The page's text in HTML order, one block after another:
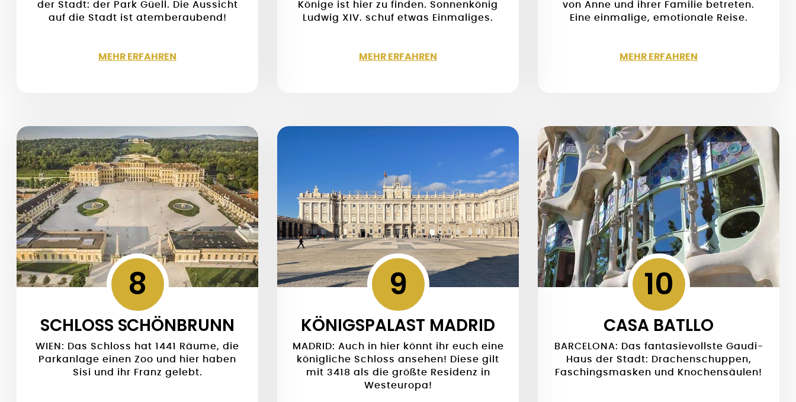
10
CASA BATLLO
BARCELONA: Das fantasievollste Gaudi-
Haus der Stadt: Drachenschuppen,
Faschingsmasken und Knochensäulen!
9
KÖNIGSPALAST MADRID
MADRID: Auch in hier könnt ihr euch eine
königliche Schloss ansehen! Diese gilt
mit 3418 als die größte Residenz in
Westeuropa!
8
SCHLOSS SCHÖNBRUNN
WIEN: Das Schloss hat 1441 Räume, die
Parkanlage einen Zoo und hier haben
Sisi und ihr Franz gelebt.
von Anne und ihrer Familie betreten.
Eine einmalige, emotionale Reise.
MEHR ERFAHREN
Könige ist hier zu finden. Sonnenkönig
Ludwig XIV. schuf etwas Einmaliges.
MEHR ERFAHREN
der Stadt: der Park Güell. Die Aussicht
auf die Stadt ist atemberaubend!
MEHR ERFAHREN